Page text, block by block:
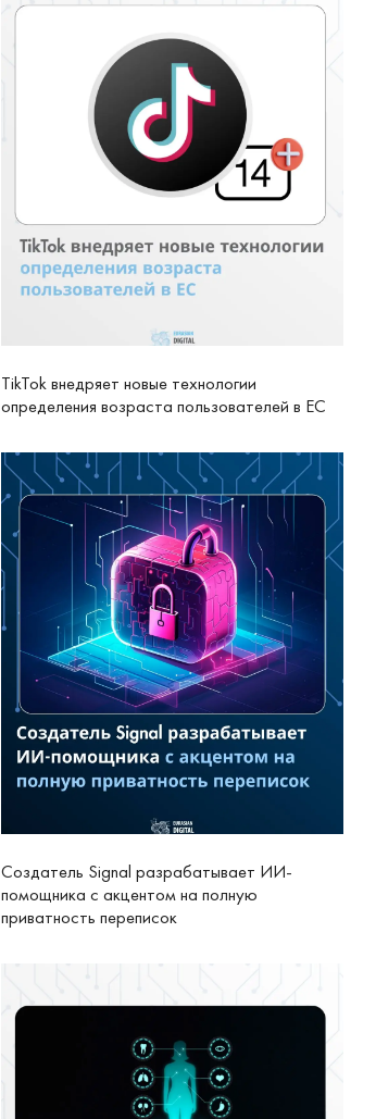
TikTok внедряет новые технологии
определения возраста пользователей в ЕС
Создатель Signal разрабатывает ИИ-
помощника с акцентом на полную
приватность переписок